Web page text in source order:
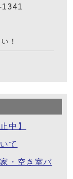
！
中】
て
・空き室バ